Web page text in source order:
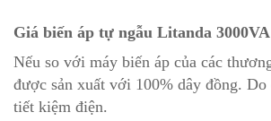
Giá biến áp tự ngẫu Litanda 3000VA
Nếu so với máy biến áp của các
được sản xuất với 100% dây đồng.
tiết kiệm điện.